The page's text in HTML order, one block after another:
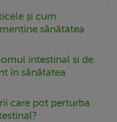
și cum
sănătatea
intestinal și de
în sănătatea
care pot perturba